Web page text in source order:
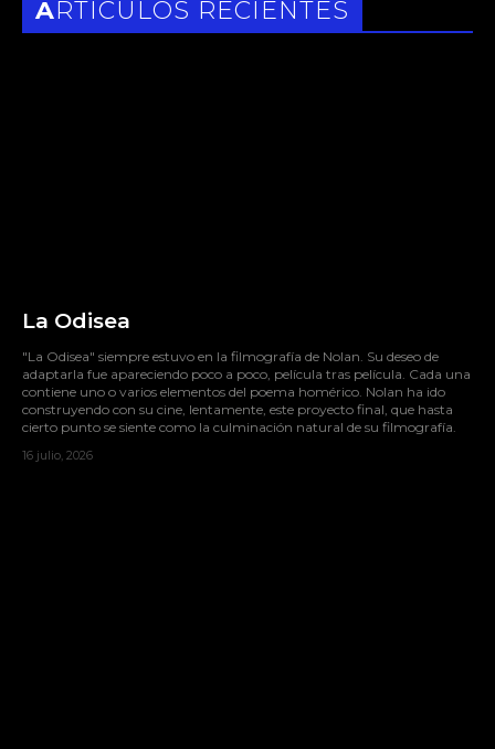
ARTÍCULOS RECIENTES
La Odisea
"La Odisea" siempre estuvo en la filmografía de Nolan. Su deseo de
adaptarla fue apareciendo poco a poco, película tras película. Cada una
contiene uno o varios elementos del poema homérico. Nolan ha ido
construyendo con su cine, lentamente, este proyecto final, que hasta
cierto punto se siente como la culminación natural de su filmografía.
16 julio, 2026